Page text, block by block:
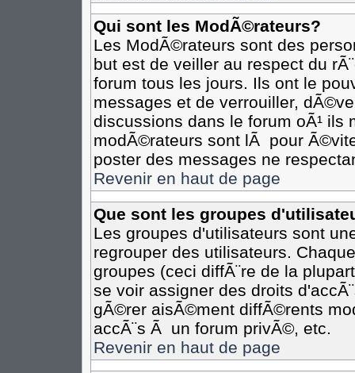
Qui sont les ModÃ©rateurs?
Les ModÃ©rateurs sont des
but est de veiller au respect du
forum tous les jours. Ils ont le
messages et de verrouiller,
discussions dans le forum oÃ¹ ils
modÃ©rateurs sont lÃ pour
poster des messages ne
Revenir en haut de page
Que sont les groupes
Les groupes d'utilisateurs sont
regrouper des utilisateurs.
groupes (ceci diffÃ¨re de la
se voir assigner des droits
gÃ©rer aisÃ©ment diffÃ©rents
accÃ¨s Ã un forum privÃ©, etc.
Revenir en haut de page